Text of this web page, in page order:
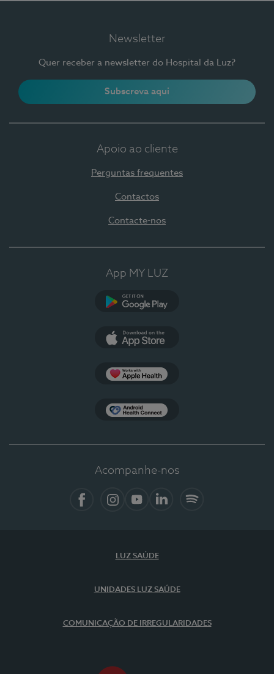
Newsletter
Quer receber a newsletter do Hospital da Luz?
Subscreva aqui
Apoio ao cliente
Perguntas frequentes
Contactos
Contacte-nos
App MY LUZ
Acompanhe-nos
LUZ SAÚDE
UNIDADES LUZ SAÚDE
COMUNICAÇÃO DE IRREGULARIDADES